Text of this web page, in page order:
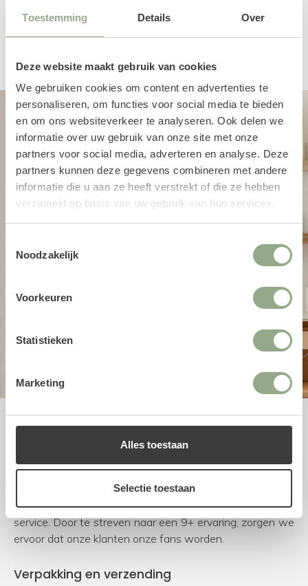
Toestemming Details Over
Deze website maakt gebruik van cookies
We gebruiken cookies om content en advertenties te
personaliseren, om functies voor social media te bieden
en om ons websiteverkeer te analyseren. Ook delen we
informatie over uw gebruik van onze site met onze
partners voor social media, adverteren en analyse. Deze
partners kunnen deze gegevens combineren met andere
informatie die u aan ze heeft verstrekt of die ze hebben
verzameld op basis van uw gebruik van hun services.
Noodzakelijk
Voorkeuren
Statistieken
Marketing
Alles toestaan
Selectie toestaan
Een productbeoordeling toevoegen
Uitstekende service
Om dit te bereiken kiezen we voor natuurgetrouwe en
duurzame producten van de beste leveranciers.
Daarnaast besteden we veel tijd en aandacht aan onze
service. Door te streven naar een 9+ ervaring, zorgen we
ervoor dat onze klanten onze fans worden.
Verpakking en verzending